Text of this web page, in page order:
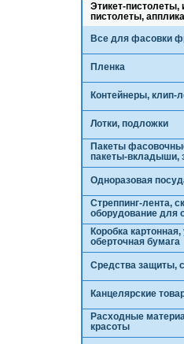
Этикет-пистолеты,
пистолеты,
Все для фасовки
Пленка
Контейнеры, клип-
Лотки, подложки
Пакеты
пакеты-вкладыши,
Одноразовая
Стреппинг-лента,
оборудование для
Коробка картонная,
оберточная бумага
Средства защиты,
Канцелярские
Расходные
красоты